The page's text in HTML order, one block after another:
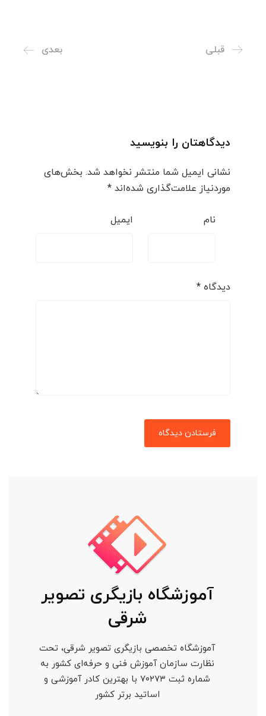
قبلی بعدی
دیدگاهتان را بنویسید
نشانی ایمیل شما منتشر نخواهد شد. بخش‌های
موردنیاز علامت‌گذاری شده‌اند *
نام ایمیل
دیدگاه *
آموزشگاه بازیگری تصویر
شرقی
آموزشگاه تخصصی بازیگری تصویر شرقی، تحت
نظارت سازمان آموزش فنی و حرفه‌ای کشور به
شماره ثبت ۷۰۲۷۳ با بهترین کادر آموزشی و
اساتید برتر کشور